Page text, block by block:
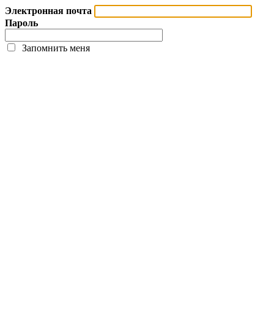
Электронная почта
Пароль
Запомнить меня